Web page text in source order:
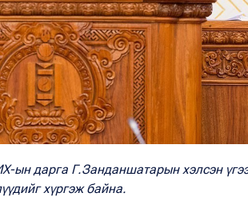
ын дарга Г.Занданшатарын хэлсэн
хүргэж байна.